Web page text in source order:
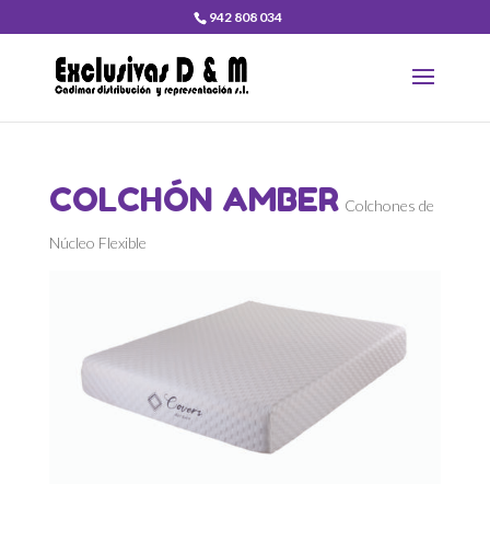
942 808 034
COLCHÓN AMBER Colchones de
Núcleo Flexible